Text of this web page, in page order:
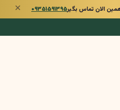
الان تماس بگیر۰۹۳۵۱۵۹۱۳۹۵ ✕